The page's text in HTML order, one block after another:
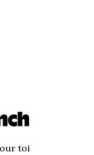
toi